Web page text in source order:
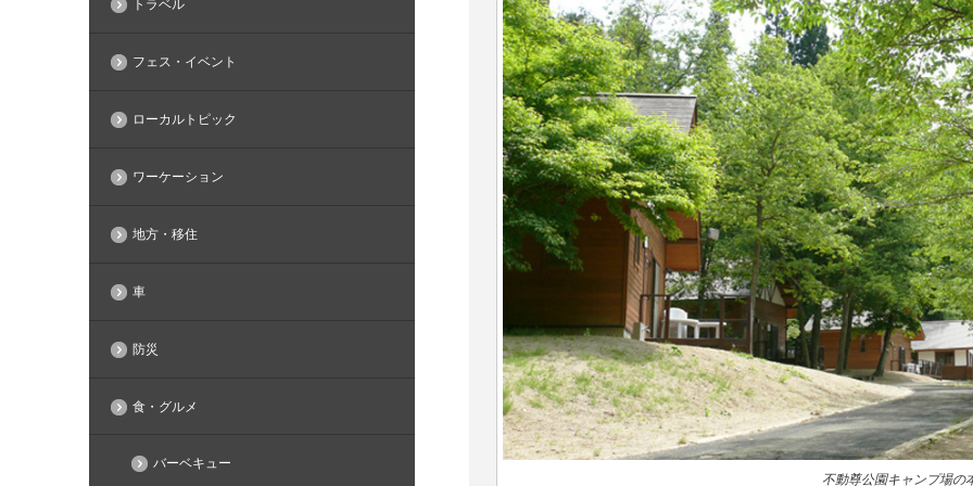
不動尊公園キャンプ場の
トラベル
フェス・イベント
ローカルトピック
ワーケーション
地方・移住
車
防災
食・グルメ
バーベキュー